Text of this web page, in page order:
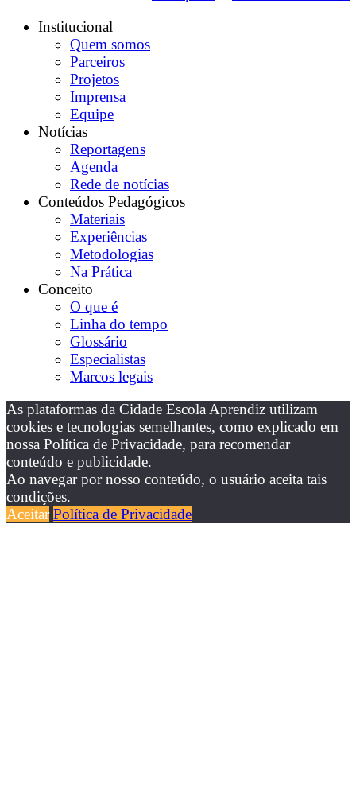
Institucional
Quem somos
Parceiros
Projetos
Imprensa
Equipe
Notícias
Reportagens
Agenda
Rede de notícias
Conteúdos Pedagógicos
Materiais
Experiências
Metodologias
Na Prática
Conceito
O que é
Linha do tempo
Glossário
Especialistas
Marcos legais
As plataformas da Cidade Escola Aprendiz utilizam
cookies e tecnologias semelhantes, como explicado em
nossa Política de Privacidade, para recomendar
conteúdo e publicidade.
Ao navegar por nosso conteúdo, o usuário aceita tais
condições.
Aceitar Política de Privacidade